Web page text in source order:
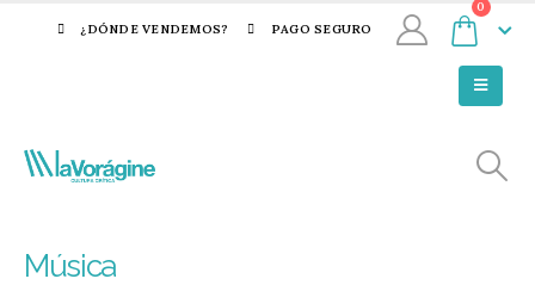
¿DÓNDE VENDEMOS? PAGO SEGURO
0
Música